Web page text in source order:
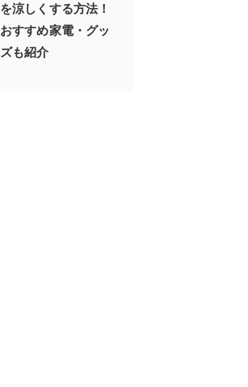
を涼しくする方法！
おすすめ家電・グッ
ズも紹介